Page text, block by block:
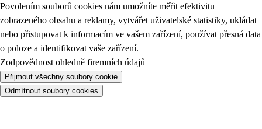
Povolením souborů cookies nám umožníte měřit efektivitu
zobrazeného obsahu a reklamy, vytvářet uživatelské statistiky, ukládat
nebo přistupovat k informacím ve vašem zařízení, používat přesná data
o poloze a identifikovat vaše zařízení.
Zodpovědnost ohledně firemních údajů
Přijmout všechny soubory cookie
Odmítnout soubory cookies